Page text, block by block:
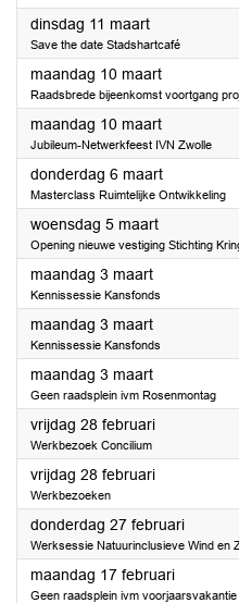
dinsdag 11 maart2025
Save the date Stadshartcafé
maandag 10 maart2025
Raadsbrede bijeenkomst voortgang
maandag 10 maart2025
Jubileum-Netwerkfeest IVN Zwolle
donderdag 6 maart2025
Masterclass Ruimtelijke Ontwikkeling
woensdag 5 maart2025
Opening nieuwe vestiging Stichting
maandag 3 maart2025
Kennissessie Kansfonds
maandag 3 maart2025
Kennissessie Kansfonds
maandag 3 maart2025
Geen raadsplein ivm Rosenmontag
vrijdag 28 februari2025
Werkbezoek Concilium
vrijdag 28 februari2025
Werkbezoeken
donderdag 27 februari2025
Werksessie Natuurinclusieve Wind en
maandag 17 februari2025
Geen raadsplein ivm voorjaarsvakantie